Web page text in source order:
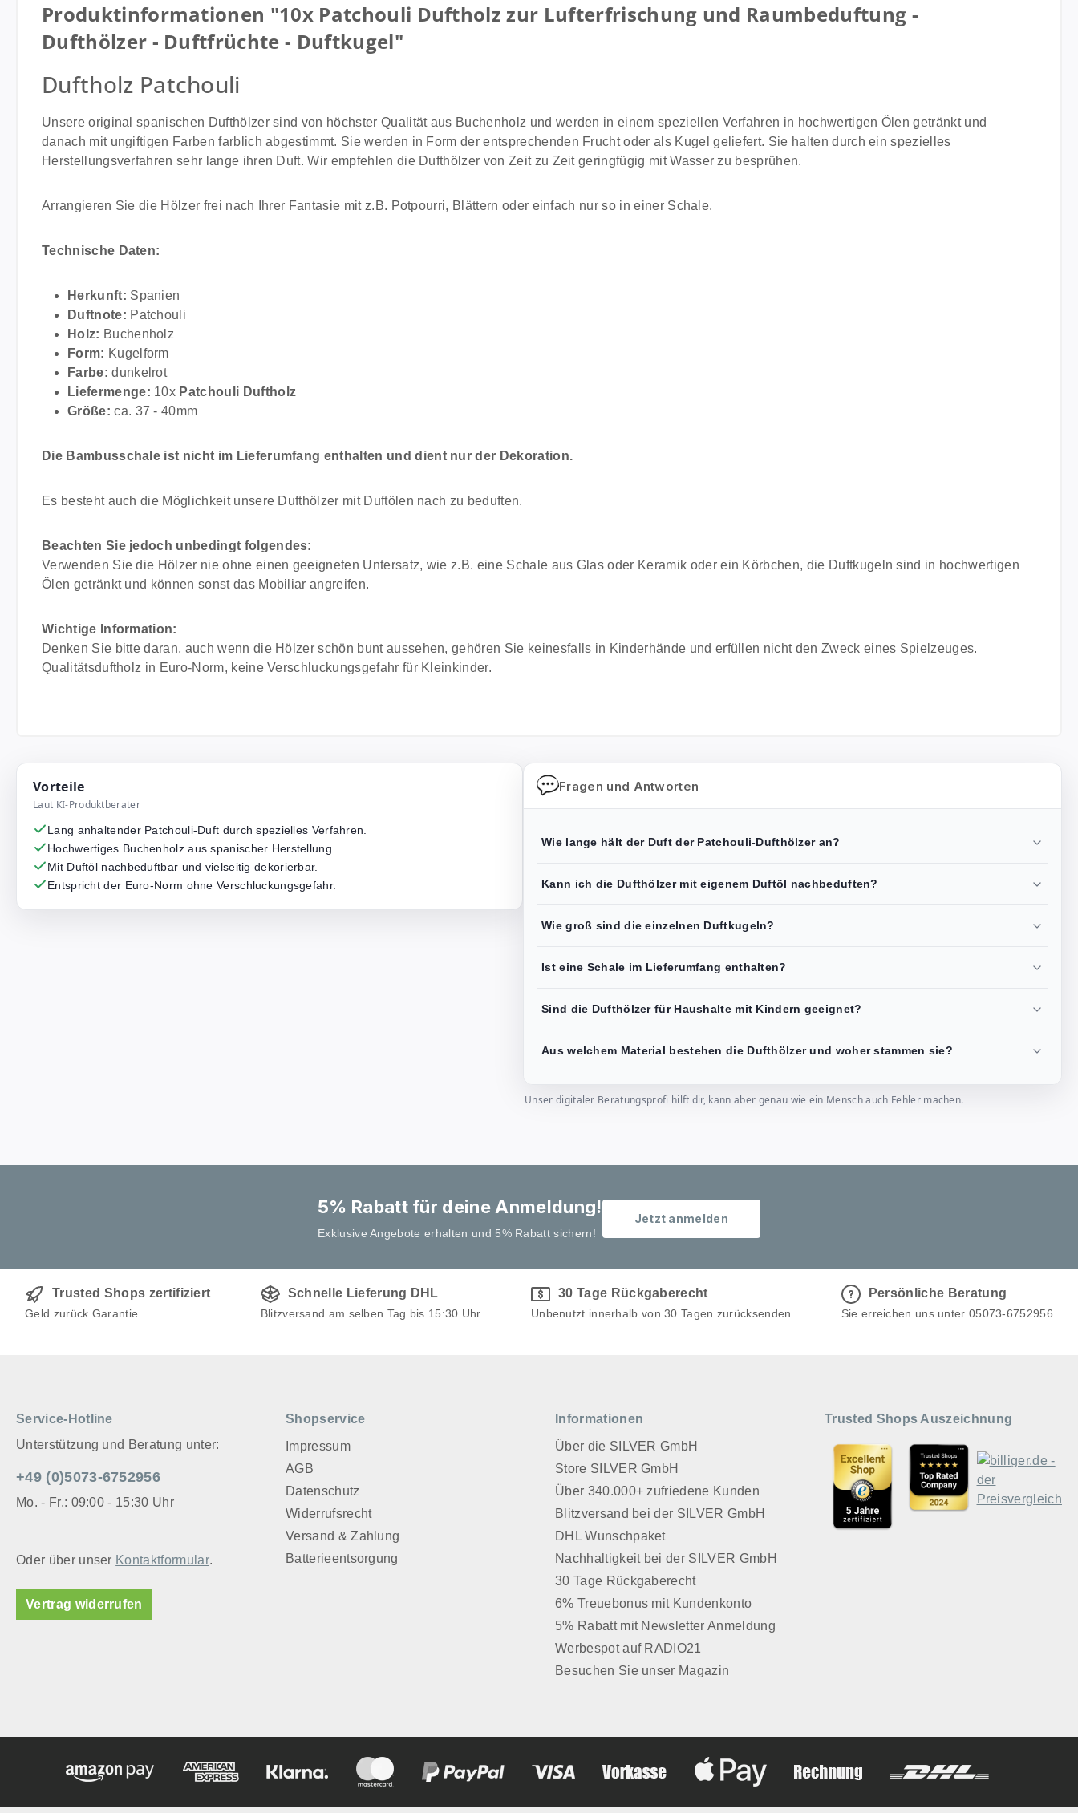
Produktinformationen "10x Patchouli Duftholz zur Lufterfrischung und Raumbeduftung -
Dufthölzer - Duftfrüchte - Duftkugel"
Duftholz Patchouli
Unsere original spanischen Dufthölzer sind von höchster Qualität aus Buchenholz und werden in einem speziellen Verfahren in hochwertigen Ölen getränkt und
danach mit ungiftigen Farben farblich abgestimmt. Sie werden in Form der entsprechenden Frucht oder als Kugel geliefert. Sie halten durch ein spezielles
Herstellungsverfahren sehr lange ihren Duft. Wir empfehlen die Dufthölzer von Zeit zu Zeit geringfügig mit Wasser zu besprühen.
Arrangieren Sie die Hölzer frei nach Ihrer Fantasie mit z.B. Potpourri, Blättern oder einfach nur so in einer Schale.
Technische Daten:
Herkunft: Spanien
Duftnote: Patchouli
Holz: Buchenholz
Form: Kugelform
Farbe: dunkelrot
Liefermenge: 10x Patchouli Duftholz
Größe: ca. 37 - 40mm
Die Bambusschale ist nicht im Lieferumfang enthalten und dient nur der Dekoration.
Es besteht auch die Möglichkeit unsere Dufthölzer mit Duftölen nach zu beduften.
Beachten Sie jedoch unbedingt folgendes:
Verwenden Sie die Hölzer nie ohne einen geeigneten Untersatz, wie z.B. eine Schale aus Glas oder Keramik oder ein Körbchen, die Duftkugeln sind in hochwertigen
Ölen getränkt und können sonst das Mobiliar angreifen.
Wichtige Information:
Denken Sie bitte daran, auch wenn die Hölzer schön bunt aussehen, gehören Sie keinesfalls in Kinderhände und erfüllen nicht den Zweck eines Spielzeuges.
Qualitätsduftholz in Euro-Norm, keine Verschluckungsgefahr für Kleinkinder.
Vorteile
Laut KI-Produktberater
Lang anhaltender Patchouli-Duft durch spezielles Verfahren.
Hochwertiges Buchenholz aus spanischer Herstellung.
Mit Duftöl nachbeduftbar und vielseitig dekorierbar.
Entspricht der Euro-Norm ohne Verschluckungsgefahr.
Fragen und Antworten
Wie lange hält der Duft der Patchouli-Dufthölzer an?
Kann ich die Dufthölzer mit eigenem Duftöl nachbeduften?
Wie groß sind die einzelnen Duftkugeln?
Ist eine Schale im Lieferumfang enthalten?
Sind die Dufthölzer für Haushalte mit Kindern geeignet?
Aus welchem Material bestehen die Dufthölzer und woher stammen sie?
Unser digitaler Beratungsprofi hilft dir, kann aber genau wie ein Mensch auch Fehler machen.
5% Rabatt für deine Anmeldung!
Exklusive Angebote erhalten und 5% Rabatt sichern!
Jetzt anmelden
Trusted Shops zertifiziert
Geld zurück Garantie
Schnelle Lieferung DHL
Blitzversand am selben Tag bis 15:30 Uhr
30 Tage Rückgaberecht
Unbenutzt innerhalb von 30 Tagen zurücksenden
Persönliche Beratung
Sie erreichen uns unter 05073-6752956
Service-Hotline
Unterstützung und Beratung unter:
+49 (0)5073-6752956
Mo. - Fr.: 09:00 - 15:30 Uhr
Oder über unser Kontaktformular.
Vertrag widerrufen
Shopservice
Impressum
AGB
Datenschutz
Widerrufsrecht
Versand & Zahlung
Batterieentsorgung
Informationen
Über die SILVER GmbH
Store SILVER GmbH
Über 340.000+ zufriedene Kunden
Blitzversand bei der SILVER GmbH
DHL Wunschpaket
Nachhaltigkeit bei der SILVER GmbH
30 Tage Rückgaberecht
6% Treuebonus mit Kundenkonto
5% Rabatt mit Newsletter Anmeldung
Werbespot auf RADIO21
Besuchen Sie unser Magazin
Trusted Shops Auszeichnung